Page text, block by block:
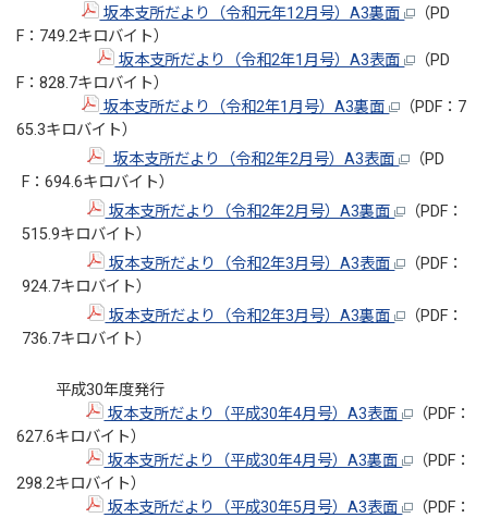
坂本支所だより（令和元年12月号）A3裏面
（PD
F：749.2キロバイト）
坂本支所だより（令和2年1月号）A3表面
（PD
F：828.7キロバイト）
坂本支所だより（令和2年1月号）A3裏面
（PDF：7
65.3キロバイト）
坂本支所だより（令和2年2月号）A3表面
（PD
F：694.6キロバイト）
坂本支所だより（令和2年2月号）A3裏面
（PDF：
515.9キロバイト）
坂本支所だより（令和2年3月号）A3表面
（PDF：
924.7キロバイト）
坂本支所だより（令和2年3月号）A3裏面
（PDF：
736.7キロバイト）
平成30年度発行
坂本支所だより（平成30年4月号）A3表面
（PDF：
627.6キロバイト）
坂本支所だより（平成30年4月号）A3裏面
（PDF：
298.2キロバイト）
坂本支所だより（平成30年5月号）A3表面
（PDF：